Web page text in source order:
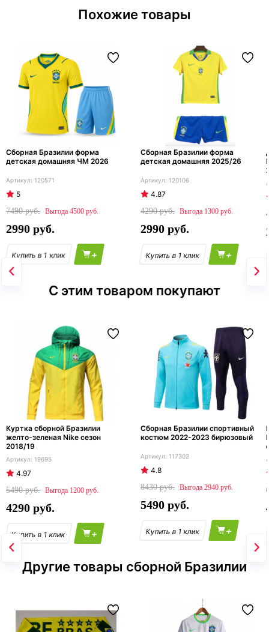
Похожие товары
Сборная Бразилии форма
детская домашняя ЧМ 2026
120571
5
7490
4500
2990
+
Сборная Бразилии форма
детская домашняя 2025/26
120106
4.87
4290
1300
2990
+
С этим товаром покупают
Куртка сборной Бразилии
желто-зеленая Nike сезон
2018/19
19695
4.97
5490
1200
4290
+
Сборная Бразилии спортивный
костюм 2022-2023 бирюзовый
117302
4.8
8430
2940
5490
+
Другие товары сборной Бразилии